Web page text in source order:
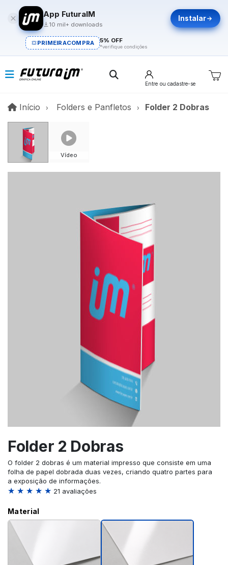
App FuturaIM
10 mil+ downloads
Instalar
PRIMEIRACOMPRA 5% OFF
*verifique condições
Entre ou cadastre-se
Início InícioFolders e Panfletos Folder 2 Dobras
Vídeo
Folder 2 Dobras
O folder 2 dobras é um material impresso que consiste em uma
folha de papel dobrada duas vezes, criando quatro partes para
a exposição de informações.
★ ★ ★ ★ ★ 21 avaliações
Material